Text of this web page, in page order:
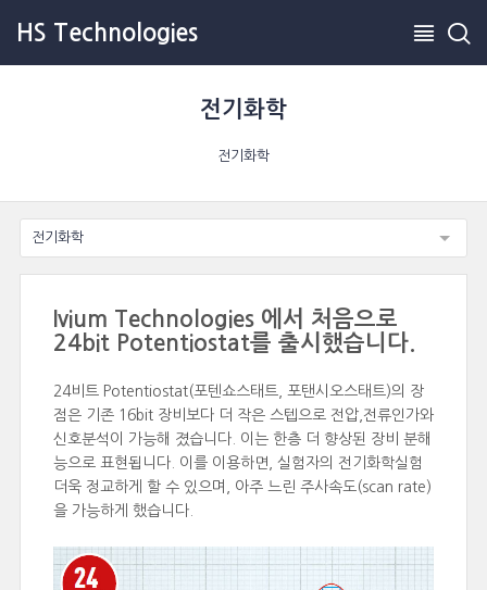
HS Technologies
전기화학
전기화학
전기화학
Ivium Technologies 에서 처음으로
24bit Potentiostat를 출시했습니다.
24비트 Potentiostat(포텐쇼스태트, 포탠시오스태트)의 장
점은 기존 16bit 장비보다 더 작은 스텝으로 전압,전류인가와
신호분석이 가능해 졌습니다. 이는 한층 더 향상된 장비 분해
능으로 표현됩니다. 이를 이용하면, 실험자의 전기화학실험
더욱 정교하게 할 수 있으며, 아주 느린 주사속도(scan rate)
을 가능하게 했습니다.